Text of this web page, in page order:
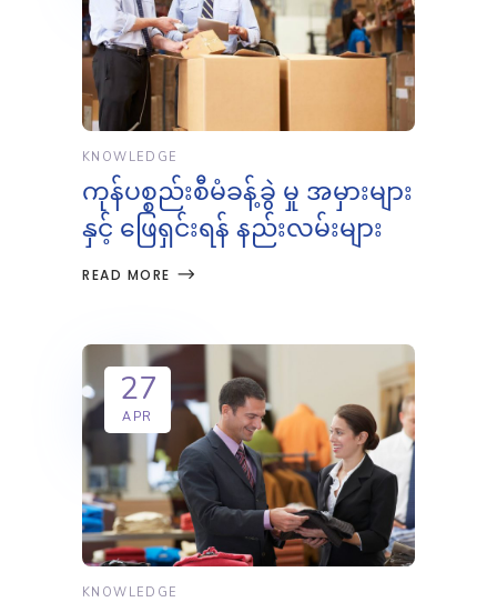
KNOWLEDGE
ကုန်ပစ္စည်းစီမံခန့်ခွဲ မှု အမှားများ
နှင့် ဖြေရှင်းရန် နည်းလမ်းများ
READ MORE
27
APR
KNOWLEDGE